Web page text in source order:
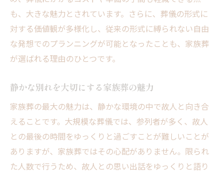
も、大きな魅力とされています。さらに、葬儀の形式に
対する価値観が多様化し、従来の形式に縛られない自由
な発想でのプランニングが可能となったことも、家族葬
が選ばれる理由のひとつです。
静かな別れを大切にする家族葬の魅力
家族葬の最大の魅力は、静かな環境の中で故人と向き合
えることです。大規模な葬儀では、参列者が多く、故人
との最後の時間をゆっくりと過ごすことが難しいことが
ありますが、家族葬ではその心配がありません。限られ
た人数で行うため、故人との思い出話をゆっくりと語り